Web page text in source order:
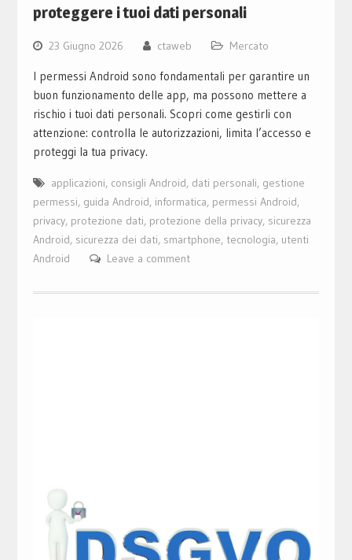
proteggere i tuoi dati personali
23 Giugno 2026 ctaweb Mercato
I permessi Android sono fondamentali per garantire un
buon funzionamento delle app, ma possono mettere a
rischio i tuoi dati personali. Scopri come gestirli con
attenzione: controlla le autorizzazioni, limita l’accesso e
proteggi la tua privacy.
applicazioni, consigli Android, dati personali, gestione
permessi, guida Android, informatica, permessi Android,
privacy, protezione dati, protezione della privacy, sicurezza
Android, sicurezza dei dati, smartphone, tecnologia, utenti
Android
Leave a comment